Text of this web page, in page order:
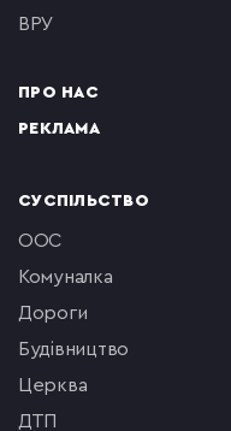
ВРУ
ПРО НАС
РЕКЛАМА
СУСПІЛЬСТВО
ООС
комуналка
Дороги
будівництво
церква
ДТП